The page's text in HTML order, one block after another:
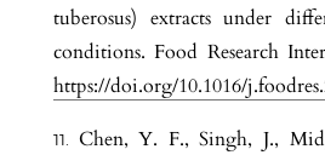
tuberosus) extracts under
conditions. Food Research
https://doi.org/10.1016/
Chen, Y. F., Singh, J.,